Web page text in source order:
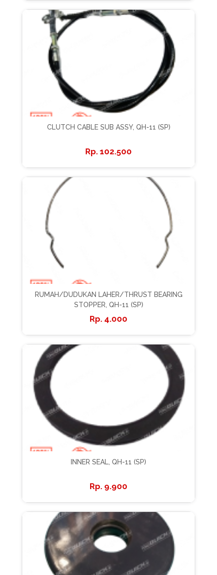
CLUTCH CABLE SUB ASSY, QH-11 (SP)
102.500
RUMAH/DUDUKAN LAHER/THRUST BEARING
STOPPER, QH-11 (SP)
4.000
INNER SEAL, QH-11 (SP)
9.900